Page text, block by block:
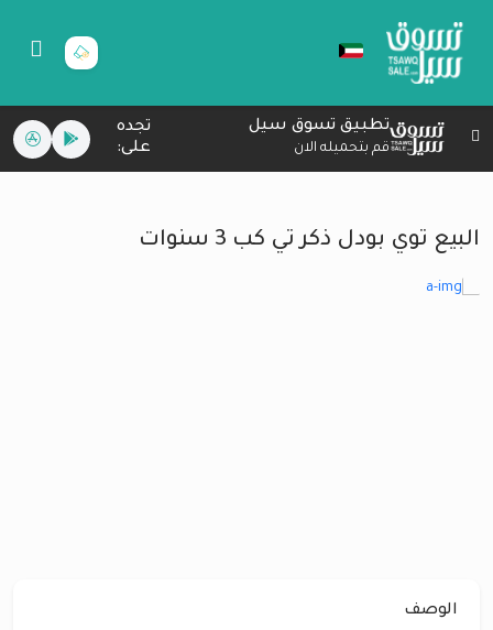
تطبيق تسوق سيل
قم بتحميله الان
تجده
على:
البيع توي بودل ذكر تي كب 3 سنوات
الوصف